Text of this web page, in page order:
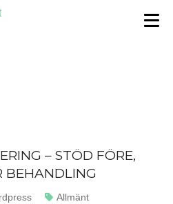
– STÖD FÖRE,
BEHANDLING
av: Kategorier:
Allmänt